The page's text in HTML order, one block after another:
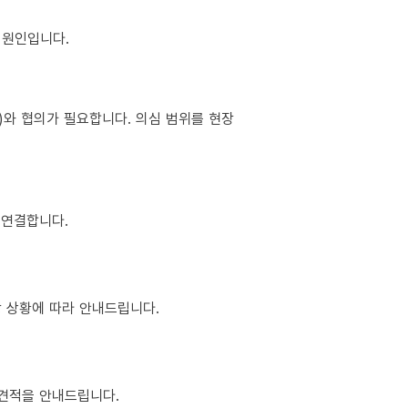
인입니다.
협의가 필요합니다. 의심 범위를 현장
결합니다.
황에 따라 안내드립니다.
적을 안내드립니다.